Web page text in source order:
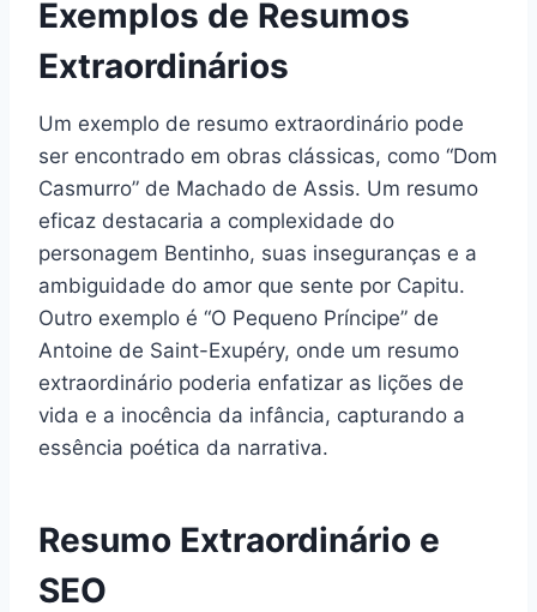
Exemplos de Resumos
Extraordinários
Um exemplo de resumo extraordinário pode
ser encontrado em obras clássicas, como “Dom
Casmurro” de Machado de Assis. Um resumo
eficaz destacaria a complexidade do
personagem Bentinho, suas inseguranças e a
ambiguidade do amor que sente por Capitu.
Outro exemplo é “O Pequeno Príncipe” de
Antoine de Saint-Exupéry, onde um resumo
extraordinário poderia enfatizar as lições de
vida e a inocência da infância, capturando a
essência poética da narrativa.
Resumo Extraordinário e
SEO